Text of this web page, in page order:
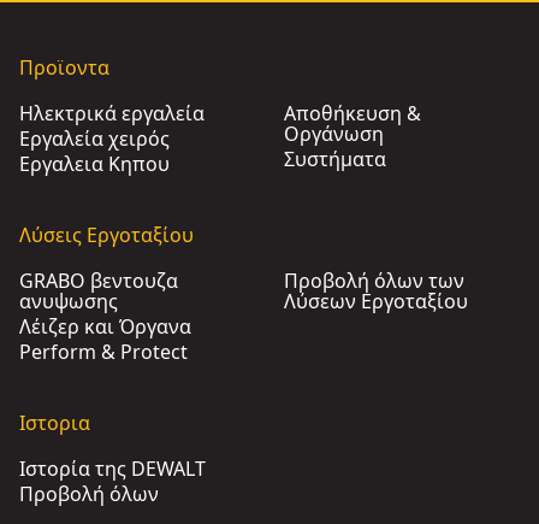
Προϊοντα
Ηλεκτρικά εργαλεία
Εργαλεία χειρός
Εργαλεια Κηπου​
Αποθήκευση &
Οργάνωση
Συστήματα
Λύσεις Εργοταξίου
GRABO βεντουζα
ανυψωσης
Λέιζερ και Όργανα
Perform & Protect
Προβολή όλων των
Λύσεων Εργοταξίου
Ιστορια
Ιστορία της DEWALT
Προβολή όλων